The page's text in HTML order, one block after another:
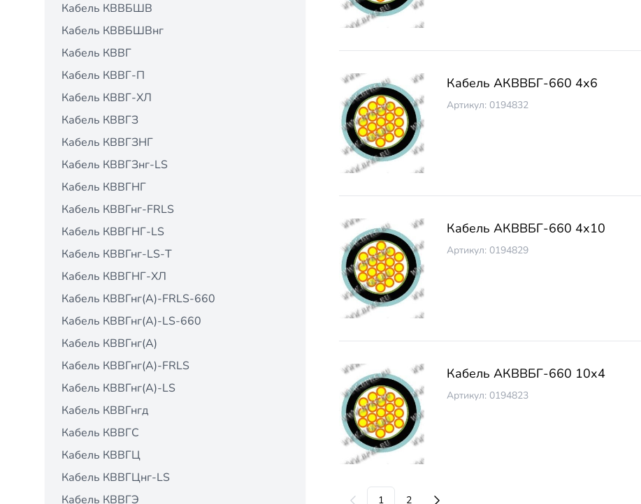
Кабель КВВБШВ
Кабель КВВБШВнг
Кабель КВВГ
Кабель КВВГ-П
Кабель КВВГ-ХЛ
Кабель КВВГЗ
Кабель КВВГЗНГ
Кабель КВВГЗнг-LS
Кабель КВВГНГ
Кабель КВВГнг-FRLS
Кабель КВВГНГ-LS
Кабель КВВГнг-LS-Т
Кабель КВВГНГ-ХЛ
Кабель КВВГнг(A)-FRLS-660
Кабель КВВГнг(A)-LS-660
Кабель КВВГнг(А)
Кабель КВВГнг(А)-FRLS
Кабель КВВГнг(А)-LS
Кабель КВВГнгд
Кабель КВВГС
Кабель КВВГЦ
Кабель КВВГЦнг-LS
Кабель КВВГЭ
Кабель АКВВБГ-660 4х6
Артикул: 0194832
Кабель АКВВБГ-660 4х10
Артикул: 0194829
Кабель АКВВБГ-660 10х4
Артикул: 0194823
1 2